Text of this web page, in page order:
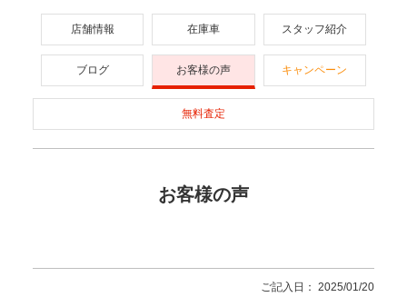
店舗情報 在庫車 スタッフ紹介
ブログ お客様の声 キャンペーン
無料査定
お客様の声
ご記入日： 2025/01/20